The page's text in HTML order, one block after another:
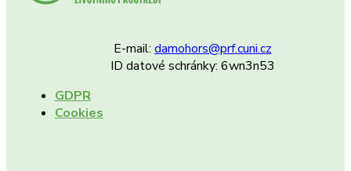
E-mail: damohors@prf.cuni.cz
ID datové schránky: 6wn3n53
GDPR
Cookies